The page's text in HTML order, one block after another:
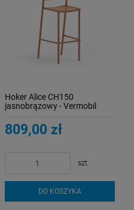
Hoker Alice CH150
jasnobrązowy - Vermobil
809,00 zł
szt.
DO KOSZYKA